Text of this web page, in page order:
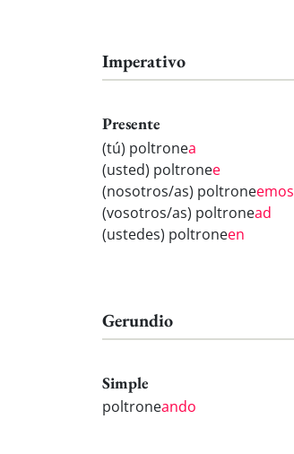
Imperativo
Presente
(tú) poltronea
(usted) poltronee
(nosotros/as) poltroneemos
(vosotros/as) poltronead
(ustedes) poltroneen
Gerundio
Simple
poltroneando